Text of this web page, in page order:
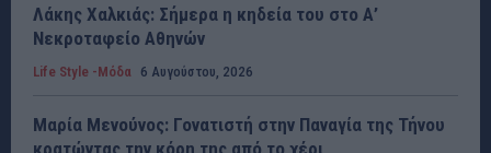
Λάκης Χαλκιάς: Σήμερα η κηδεία του στο Α’
Νεκροταφείο Αθηνών
Life Style -Μόδα 6 Αυγούστου, 2026
Μαρία Μενούνος: Γονατιστή στην Παναγία της Τήνου
κρατώντας την κόρη της από το χέρι